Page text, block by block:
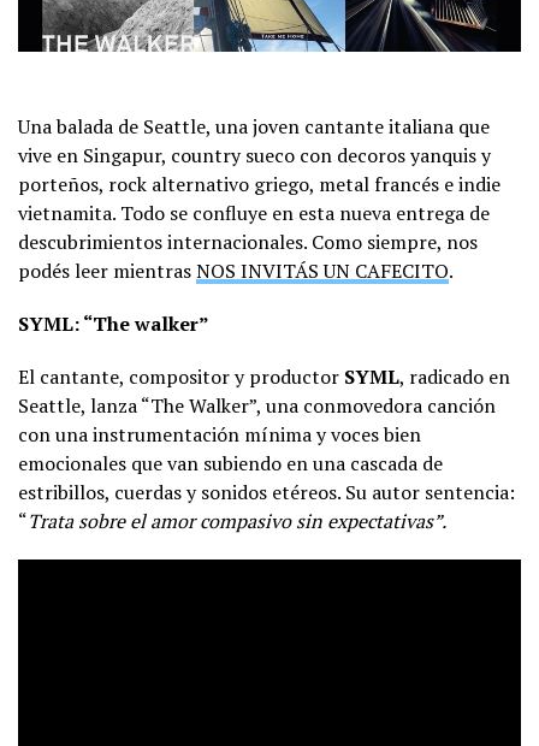
Una balada de Seattle, una joven cantante italiana que
vive en Singapur, country sueco con decoros yanquis y
porteños, rock alternativo griego, metal francés e indie
vietnamita. Todo se confluye en esta nueva entrega de
descubrimientos internacionales. Como siempre, nos
podés leer mientrasNOS INVITÁS UN CAFECITO.
SYML: “The walker”
El cantante, compositor y productor SYML, radicado en
Seattle, lanza “The Walker”, una conmovedora canción
con una instrumentación mínima y voces bien
emocionales que van subiendo en una cascada de
estribillos, cuerdas y sonidos etéreos. Su autor sentencia:
“Trata sobre el amor compasivo sin expectativas”.